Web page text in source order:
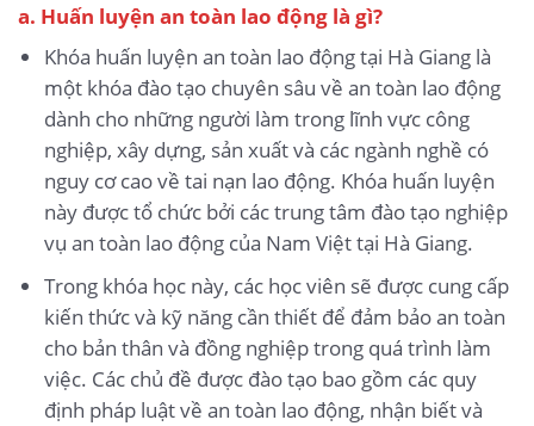
a. Huấn luyện an toàn lao động là gì?
Khóa huấn luyện an toàn lao động tại Hà Giang là
một khóa đào tạo chuyên sâu về an toàn lao động
dành cho những người làm trong lĩnh vực công
nghiệp, xây dựng, sản xuất và các ngành nghề có
nguy cơ cao về tai nạn lao động. Khóa huấn luyện
này được tổ chức bởi các trung tâm đào tạo nghiệp
vụ an toàn lao động của Nam Việt tại Hà Giang.
Trong khóa học này, các học viên sẽ được cung cấp
kiến thức và kỹ năng cần thiết để đảm bảo an toàn
cho bản thân và đồng nghiệp trong quá trình làm
việc. Các chủ đề được đào tạo bao gồm các quy
định pháp luật về an toàn lao động, nhận biết và